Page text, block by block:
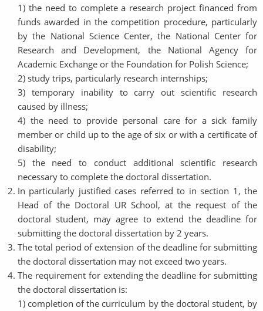
1) the need to complete a research project financed from
funds awarded in the competition procedure, particularly
by the National Science Center, the National Center for
Research and Development, the National Agency for
Academic Exchange or the Foundation for Polish Science;
2) study trips, particularly research internships;
3) temporary inability to carry out scientific research
caused by illness;
4) the need to provide personal care for a sick family
member or child up to the age of six or with a certificate of
disability;
5) the need to conduct additional scientific research
necessary to complete the doctoral dissertation.
In particularly justified cases referred to in section 1, the
Head of the Doctoral UR School, at the request of the
doctoral student, may agree to extend the deadline for
submitting the doctoral dissertation by 2 years.
The total period of extension of the deadline for submitting
the doctoral dissertation may not exceed two years.
The requirement for extending the deadline for submitting
the doctoral dissertation is:
1) completion of the curriculum by the doctoral student, by